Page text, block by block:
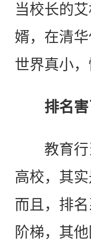
当校长的
婿，在清
世界真小
排名
教育行当
高校，其
而且，排
阶梯，其